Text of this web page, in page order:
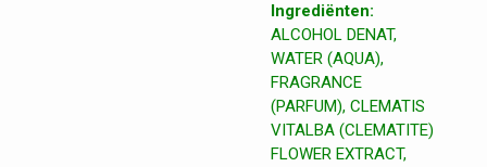
Ingrediënten:
ALCOHOL DENAT,
WATER (AQUA),
FRAGRANCE
(PARFUM), CLEMATIS
VITALBA (CLEMATITE)
FLOWER EXTRACT,